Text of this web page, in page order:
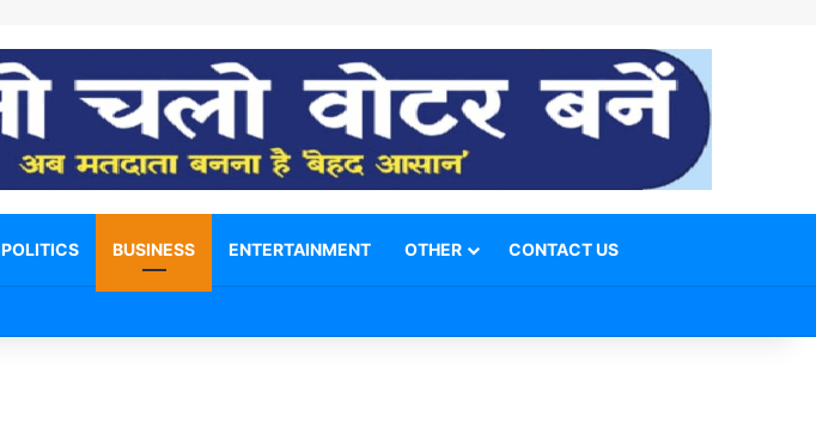
POLITICS BUSINESS ENTERTAINMENT OTHER CONTACT US